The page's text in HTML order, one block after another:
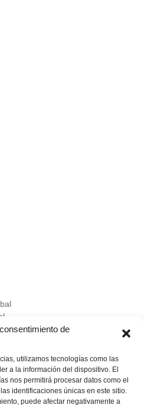
de
utilizamos tecnologías como las
a la información del dispositivo. El
nos permitirá procesar datos como el
identificaciones únicas en este sitio.
puede afectar negativamente a